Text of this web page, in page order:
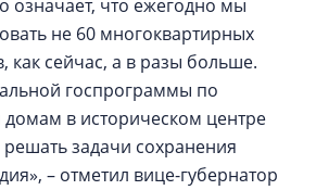
означает, что ежегодно мы
не 60 многоквартирных
как сейчас, а в разы больше.
госпрограммы по
в историческом центре
задачи сохранения
– отметил вице-губернатор